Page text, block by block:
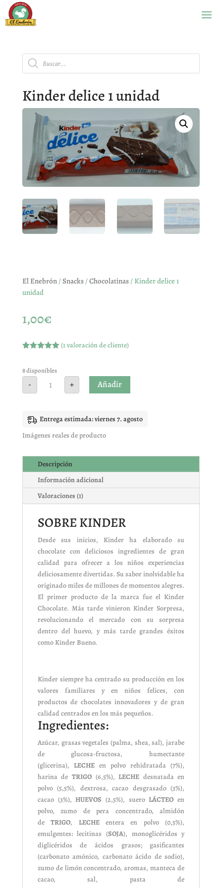
Búsqueda
de
productos
Kinder delice 1 unidad
El Enebrón/ Snacks/Chocolatinas/ Kinder delice 1
unidad
1,00€
5 en base
avaloración
de un
(1valoración de cliente)
8 disponibles
- delice + Añadir
Entrega estimada: viernes 7. agosto
Imágenes reales de producto
Descripción
Información adicional
Valoraciones (1)
SOBRE KINDER
Desde sus inicios, Kinder ha elaborado su
chocolate con deliciosos ingredientes de gran
calidad para ofrecer a los niños experiencias
deliciosamente divertidas. Su sabor inolvidable ha
originado miles de millones de momentos alegres.
El primer producto de la marca fue el Kinder
Chocolate. Más tarde vinieron Kinder Sorpresa,
revolucionando el mercado con su sorpresa
dentro del huevo, y más tarde grandes éxitos
como Kinder Bueno.
Kinder siempre ha centrado su producción en los
valores familiares y en niños felices, con
productos de chocolates innovadores y de gran
calidad centrados en los más pequeños.
Ingredientes:
Azúcar, grasas vegetales (palma, shea, sal), jarabe
de glucosa-fructosa, humectante
(glicerina), LECHEen polvo rehidratada (7%),
harina de TRIGO(6,5%),LECHE desnatada en
polvo (5,5%), dextrosa, cacao desgrasado (3%),
cacao (3%),HUEVOS (2,5%), sueroLÁCTEO en
polvo, zumo de pera concentrado, almidón
deTRIGO, LECHEentera en polvo (0,5%),
emulgentes: lecitinas (SOJA), monoglicéridos y
diglicéridos de ácidos grasos; gasificantes
(carbonato amónico, carbonato ácido de sodio),
zumo de limón concentrado, aromas, manteca de
cacao, sal, pasta de